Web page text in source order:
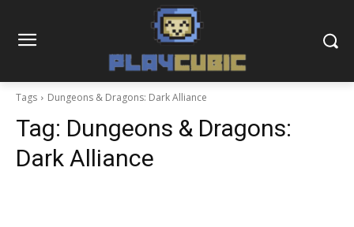
Tags Dungeons & Dragons: Dark Alliance
Tag: Dungeons & Dragons:
Dark Alliance